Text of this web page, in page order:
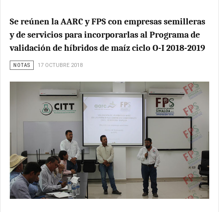
Se reúnen la AARC y FPS con empresas semilleras
y de servicios para incorporarlas al Programa de
validación de híbridos de maíz ciclo O-I 2018-2019
NOTAS 17 OCTUBRE 2018